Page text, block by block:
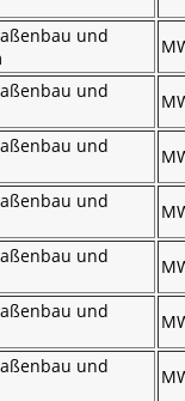
und
und
und
und
und
und
und